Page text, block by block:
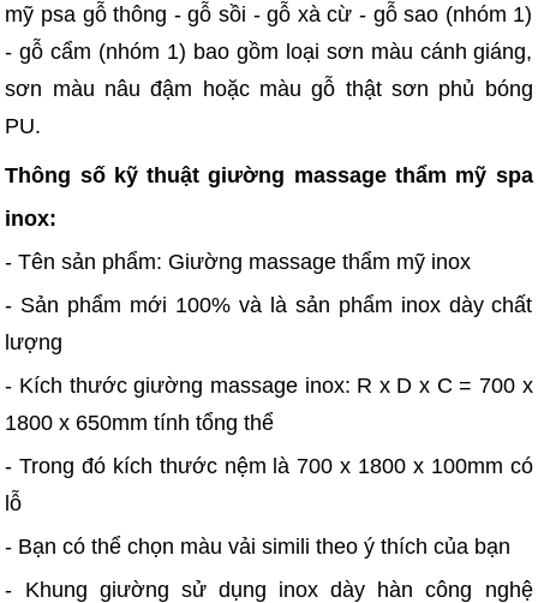
mỹ psa gỗ thông - gỗ sồi - gỗ xà cừ - gỗ sao (nhóm 1)
- gỗ cẩm (nhóm 1) bao gồm loại sơn màu cánh giáng,
sơn màu nâu đậm hoặc màu gỗ thật sơn phủ bóng
PU.
Thông số kỹ thuật giường massage thẩm mỹ spa
inox:
- Tên sản phẩm: Giường massage thẩm mỹ inox
- Sản phẩm mới 100% và là sản phẩm inox dày chất
lượng
- Kích thước giường massage inox: R x D x C = 700 x
1800 x 650mm tính tổng thể
- Trong đó kích thước nệm là 700 x 1800 x 100mm có
lỗ
- Bạn có thể chọn màu vải simili theo ý thích của bạn
- Khung giường sử dụng inox dày hàn công nghệ